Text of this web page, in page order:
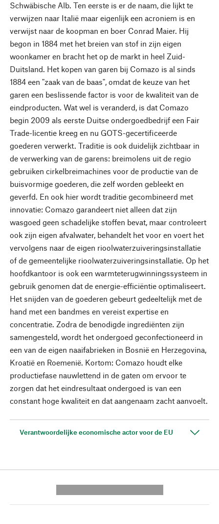
Schwäbische Alb. Ten eerste is er de naam, die lijkt te
verwijzen naar Italië maar eigenlijk een acroniem is en
verwijst naar de koopman en boer Conrad Maier. Hij
begon in 1884 met het breien van stof in zijn eigen
woonkamer en bracht het op de markt in heel Zuid-
Duitsland. Het kopen van garen bij Comazo is al sinds
1884 een "zaak van de baas", omdat de keuze van het
garen een beslissende factor is voor de kwaliteit van de
eindproducten. Wat wel is veranderd, is dat Comazo
begin 2009 als eerste Duitse ondergoedbedrijf een Fair
Trade-licentie kreeg en nu GOTS-gecertificeerde
goederen verwerkt. Traditie is ook duidelijk zichtbaar in
de verwerking van de garens: breimolens uit de regio
gebruiken cirkelbreimachines voor de productie van de
buisvormige goederen, die zelf worden gebleekt en
geverfd. En ook hier wordt traditie gecombineerd met
innovatie: Comazo garandeert niet alleen dat zijn
wasgoed geen schadelijke stoffen bevat, maar controleert
ook zijn eigen afvalwater, behandelt het voor en voert het
vervolgens naar de eigen rioolwaterzuiveringsinstallatie
of de gemeentelijke rioolwaterzuiveringsinstallatie. Op het
hoofdkantoor is ook een warmteterugwinningssysteem in
gebruik genomen dat de energie-efficiëntie optimaliseert.
Het snijden van de goederen gebeurt gedeeltelijk met de
hand met een bandmes en vereist expertise en
concentratie. Zodra de benodigde ingrediënten zijn
samengesteld, wordt het ondergoed geconfectioneerd in
een van de eigen naaifabrieken in Bosnië en Herzegovina,
Kroatië en Roemenië. Kortom: Comazo houdt elke
productiefase nauwlettend in de gaten om ervoor te
zorgen dat het eindresultaat ondergoed is van een
constant hoge kwaliteit en dat aangenaam zacht aanvoelt.
Verantwoordelijke economische actor voor de EU